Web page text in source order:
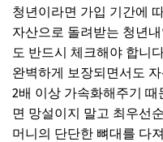
청년이라면 가입 기간에
자산으로 돌려받는 청년
도 반드시 체크해야 합니
완벽하게 보장되면서도
2배 이상 가속화해주기
면 망설이지 말고 최우선
머니의 단단한 뼈대를 다